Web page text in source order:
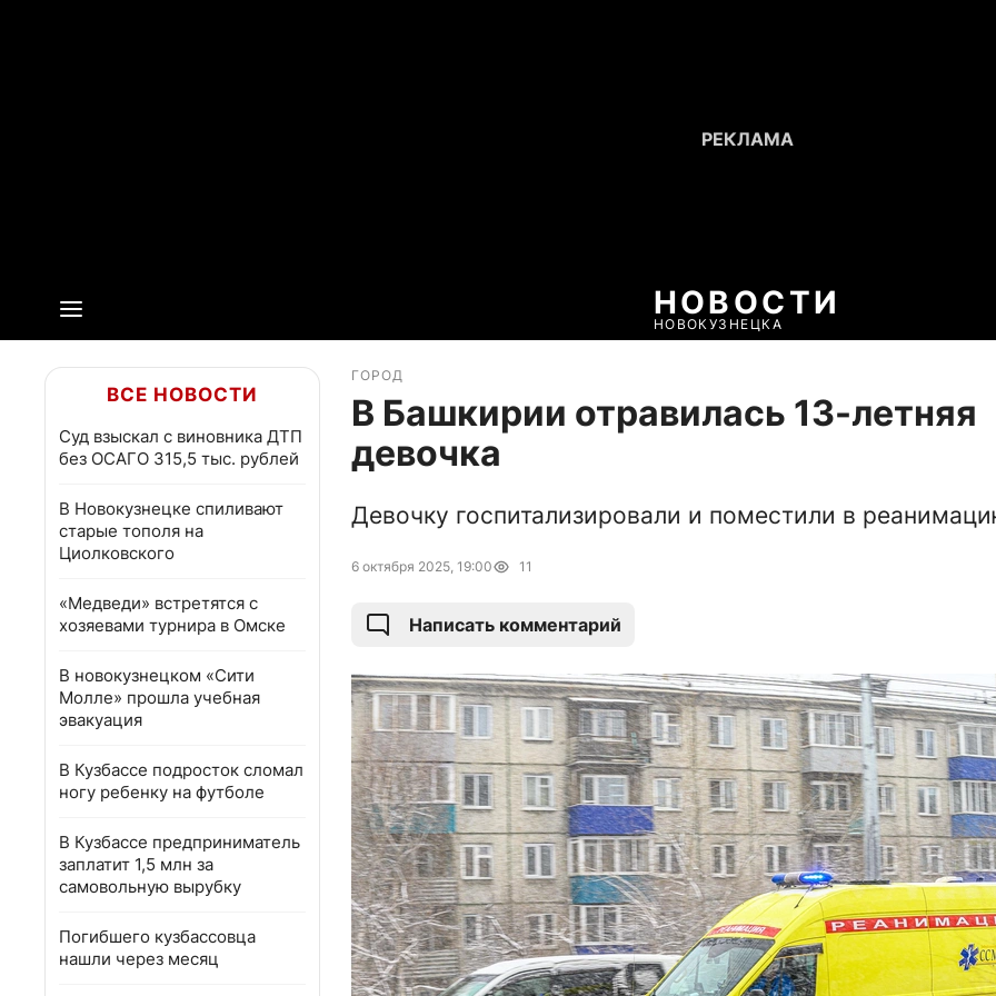
НОВОСТИ
НОВОКУЗНЕЦКА
ВСЕ НОВОСТИ
Суд взыскал с виновника ДТП
без ОСАГО 315,5 тыс. рублей
В Новокузнецке спиливают
старые тополя на
Циолковского
«Медведи» встретятся с
хозяевами турнира в Омске
В новокузнецком «Сити
Молле» прошла учебная
эвакуация
В Кузбассе подросток сломал
ногу ребенку на футболе
В Кузбассе предприниматель
заплатит 1,5 млн за
самовольную вырубку
Погибшего кузбассовца
нашли через месяц
ГОРОД
В Башкирии отравилась 13-летняя
девочка
Девочку госпитализировали и поместили в
6 октября 2025, 19:00 11
Написать комментарий